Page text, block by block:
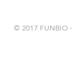
© 2017 FUNBIO